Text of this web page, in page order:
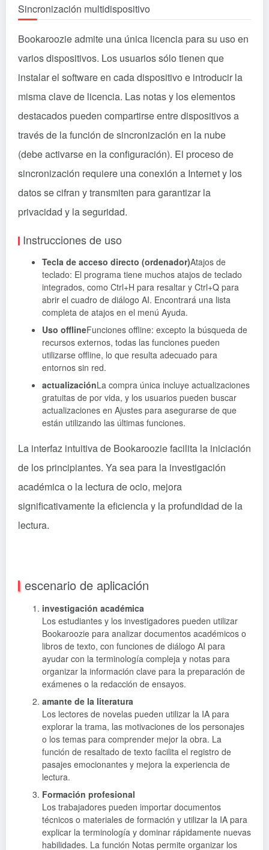
Sincronización multidispositivo
Bookaroozie admite una única licencia para su uso en
varios dispositivos. Los usuarios sólo tienen que
instalar el software en cada dispositivo e introducir la
misma clave de licencia. Las notas y los elementos
destacados pueden compartirse entre dispositivos a
través de la función de sincronización en la nube
(debe activarse en la configuración). El proceso de
sincronización requiere una conexión a Internet y los
datos se cifran y transmiten para garantizar la
privacidad y la seguridad.
Instrucciones de uso
Tecla de acceso directo (ordenador)Atajos de
teclado: El programa tiene muchos atajos de teclado
integrados, como Ctrl+H para resaltar y Ctrl+Q para
abrir el cuadro de diálogo AI. Encontrará una lista
completa de atajos en el menú Ayuda.
Uso offlineFunciones offline: excepto la búsqueda de
recursos externos, todas las funciones pueden
utilizarse offline, lo que resulta adecuado para
entornos sin red.
actualizaciónLa compra única incluye actualizaciones
gratuitas de por vida, y los usuarios pueden buscar
actualizaciones en Ajustes para asegurarse de que
están utilizando las últimas funciones.
La interfaz intuitiva de Bookaroozie facilita la iniciación
de los principiantes. Ya sea para la investigación
académica o la lectura de ocio, mejora
significativamente la eficiencia y la profundidad de la
lectura.
escenario de aplicación
investigación académica
Los estudiantes y los investigadores pueden utilizar
Bookaroozie para analizar documentos académicos o
libros de texto, con funciones de diálogo AI para
ayudar con la terminología compleja y notas para
organizar la información clave para la preparación de
exámenes o la redacción de ensayos.
amante de la literatura
Los lectores de novelas pueden utilizar la IA para
explorar la trama, las motivaciones de los personajes
o los temas para comprender mejor la obra. La
función de resaltado de texto facilita el registro de
pasajes emocionantes y mejora la experiencia de
lectura.
Formación profesional
Los trabajadores pueden importar documentos
técnicos o materiales de formación y utilizar la IA para
explicar la terminología y dominar rápidamente nuevas
habilidades. La función Notas permite organizar los